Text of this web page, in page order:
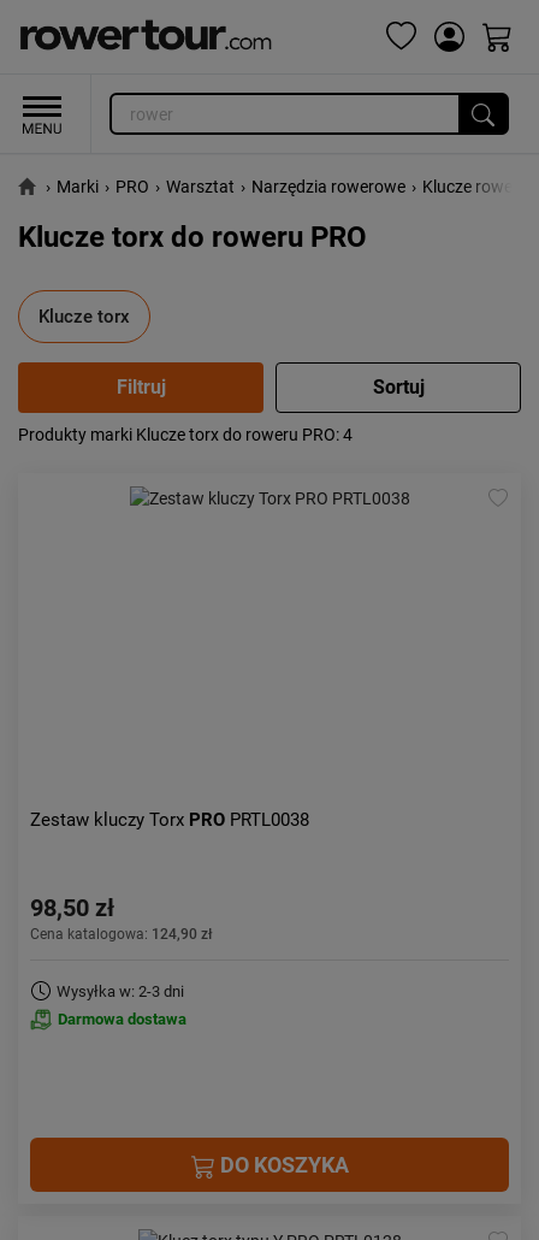
› Marki › PRO › Warsztat › Narzędzia rowerowe › Klucze
Klucze torx do roweru PRO
Klucze torx
Popularność:
od najwyższej
Produkty marki Klucze torx do roweru PRO: 4
Zestaw kluczy Torx PRO PRTL0038
98,50 zł
Cena katalogowa: 124,90 zł
Wysyłka w: 2-3 dni
Darmowa dostawa
DO KOSZYKA